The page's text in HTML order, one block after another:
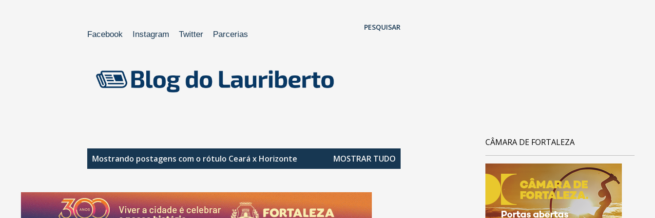
Facebook Instagram Twitter Parcerias
PESQUISAR
s
t
Mostrando postagens com o rótulo Ceará x Horizonte MOSTRAR TUDO
CÂMARA DE FORTALEZA